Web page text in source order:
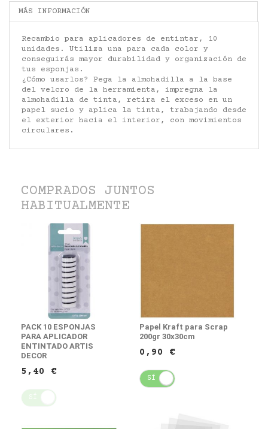
MÁS INFORMACIÓN
Recambio para aplicadores de entintar, 10
unidades. Utiliza una para cada color y
conseguirás mayor durabilidad y organización de
tus esponjas.
¿Cómo usarlos? Pega la almohadilla a la base
del velcro de la herramienta, impregna la
almohadilla de tinta, retira el exceso en un
papel sucio y aplica la tinta, trabajando desde
el exterior hacia el interior, con movimientos
circulares.
COMPRADOS JUNTOS
HABITUALMENTE
PACK 10 ESPONJAS
PARA APLICADOR
ENTINTADO ARTIS
DECOR
5,40 €
SÍ
Papel Kraft para Scrap
200gr 30x30cm
0,90 €
SÍ